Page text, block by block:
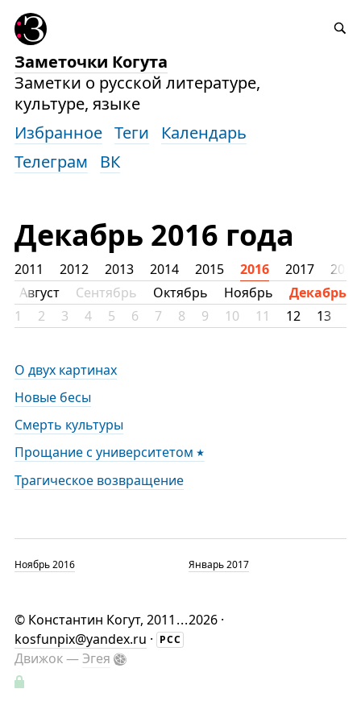
Заметочки Когута
Заметки о русской литературе,
культуре, языке
Избранное Теги
Календарь
Телеграм
ВК
Декабрь 2016 года
2011 2012 2013 2014 2015 2016 2017
2018
Август Сентябрь Октябрь Ноябрь
Декабрь
1
2 3 4 5 6 7 8 9 10 11 12 13
О двух картинах
Новые бесы
Смерть культуры
Прощание с университетом
Трагическое возвращение
Ноябрь 2016 Январь 2017
© Константин Когут, 2011 ...2026 ·
kosfunpix@yandex.ru · РСС
Движок —Эгея